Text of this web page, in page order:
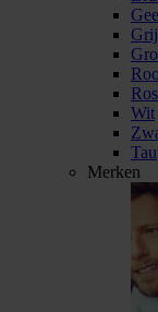
Wit
Merken